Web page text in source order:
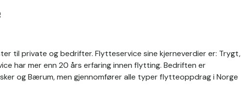
til private og bedrifter. Flytteservice sine kjerneverdier er: Trygt,
har mer enn 20 års erfaring innen flytting. Bedriften er
og Bærum, men gjennomfører alle typer flytteoppdrag i Norge